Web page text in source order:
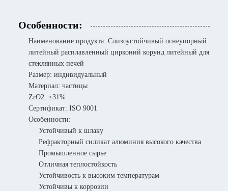
Особенности:
Наименование продукта: Слизоустойчивый огнеупорный
литейный расплавленный цирконий корунд литейный для
стеклянных печей
Размер: индивидуальный
Материал: частицы
ZrO2: ≥31%
Сертификат: ISO 9001
Особенности:
Устойчивый к шлаку
Рефракторный силикат алюминия высокого качества
Промышленное сырье
Отличная теплостойкость
Устойчивость к высоким температурам
Устойчивы к коррозии